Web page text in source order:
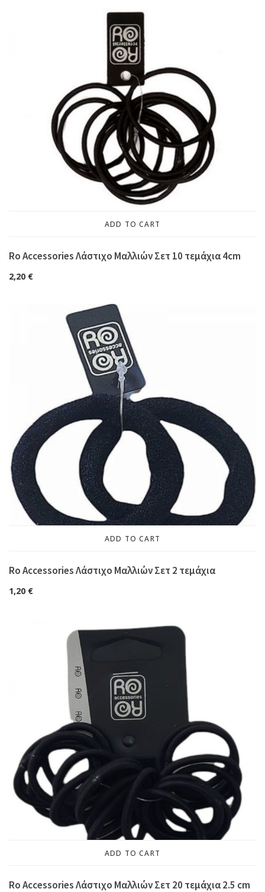
ADD TO CART
Ro Accessories Λάστιχο Μαλλιών Σετ 10 τεμάχια 4cm
2,20 €
ADD TO CART
Ro Accessories Λάστιχο Μαλλιών Σετ 2 τεμάχια
1,20 €
ADD TO CART
Ro Accessories Λάστιχο Μαλλιών Σετ 20 τεμάχια 2.5 cm